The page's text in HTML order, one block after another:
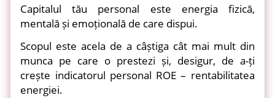
Capitalul tău personal este energia fizică,
mentală și emoțională de care dispui.
Scopul este acela de a câștiga cât mai mult din
munca pe care o prestezi și, desigur, de a-ți
crește indicatorul personal ROE – rentabilitatea
energiei.